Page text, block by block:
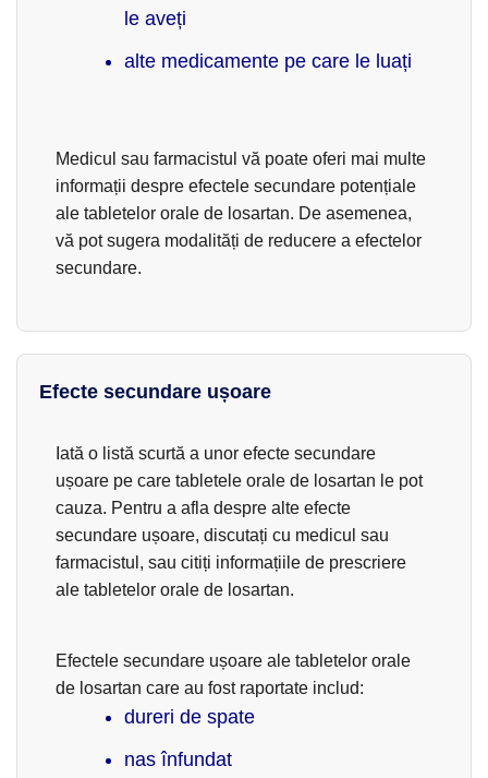
le aveți
alte medicamente pe care le luați
Medicul sau farmacistul vă poate oferi mai multe
informații despre efectele secundare potențiale
ale tabletelor orale de losartan. De asemenea,
vă pot sugera modalități de reducere a efectelor
secundare.
Efecte secundare ușoare
Iată o listă scurtă a unor efecte secundare
ușoare pe care tabletele orale de losartan le pot
cauza. Pentru a afla despre alte efecte
secundare ușoare, discutați cu medicul sau
farmacistul, sau citiți informațiile de prescriere
ale tabletelor orale de losartan.
Efectele secundare ușoare ale tabletelor orale
de losartan care au fost raportate includ:
dureri de spate
nas înfundat